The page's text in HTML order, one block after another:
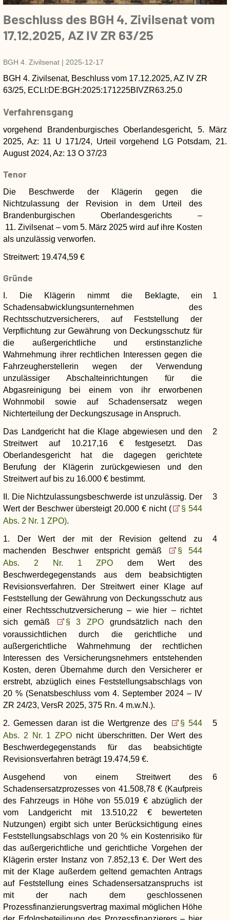
Beschluss des BGH 4. Zivilsenat vom
17.12.2025, AZ IV ZR 63/25
BGH 4. Zivilsenat | 2025-12-17
BGH 4. Zivilsenat, Beschluss vom 17.12.2025, AZ IV ZR
63/25, ECLI:DE:BGH:2025:171225BIVZR63.25.0
Verfahrensgang
vorgehend Brandenburgisches Oberlandesgericht, 5. März
2025, Az: 11 U 171/24, Urteil
vorgehend LG Potsdam, 21.
August 2024, Az: 13 O 37/23
Tenor
Die Beschwerde der Klägerin gegen die
Nichtzulassung der Revision in dem Urteil des
Brandenburgischen Oberlandesgerichts –
11. Zivilsenat – vom 5. März 2025 wird auf ihre Kosten
als unzulässig verworfen.
Streitwert: 19.474,59 €
Gründe
1
I. Die Klägerin nimmt die Beklagte, ein
Schadensabwicklungsunternehmen des
Rechtsschutzversicherers, auf Feststellung der
Verpflichtung zur Gewährung von Deckungsschutz für
die außergerichtliche und erstinstanzliche
Wahrnehmung ihrer rechtlichen Interessen gegen die
Fahrzeugherstellerin wegen der Verwendung
unzulässiger Abschalteinrichtungen für die
Abgasreinigung bei einem von ihr erworbenen
Wohnmobil sowie auf Schadensersatz wegen
Nichterteilung der Deckungszusage in Anspruch.
2
Das Landgericht hat die Klage abgewiesen und den
Streitwert auf 10.217,16 € festgesetzt. Das
Oberlandesgericht hat die dagegen gerichtete
Berufung der Klägerin zurückgewiesen und den
Streitwert auf bis zu 16.000 € bestimmt.
3
II. Die Nichtzulassungsbeschwerde ist unzulässig. Der
Wert der Beschwer übersteigt 20.000 € nicht (
§ 544
Abs. 2 Nr. 1 ZPO).
4
1. Der Wert der mit der Revision geltend zu
machenden Beschwer entspricht gemäß
§ 544
Abs. 2 Nr. 1 ZPOdem Wert des
Beschwerdegegenstands aus dem beabsichtigten
Revisionsverfahren. Der Streitwert einer Klage auf
Feststellung der Gewährung von Deckungsschutz aus
einer Rechtsschutzversicherung – wie hier – richtet
sich gemäß
§ 3 ZPO grundsätzlich nach den
voraussichtlichen durch die gerichtliche und
außergerichtliche Wahrnehmung der rechtlichen
Interessen des Versicherungsnehmers entstehenden
Kosten, deren Übernahme durch den Versicherer er
erstrebt, abzüglich eines Feststellungsabschlags von
20 % (Senatsbeschluss vom 4. September 2024 – IV
ZR 24/23, VersR 2025, 375 Rn. 4 m.w.N.).
5
2. Gemessen daran ist die Wertgrenze des
§ 544
Abs. 2 Nr. 1 ZPO nicht überschritten. Der Wert des
Beschwerdegegenstands für das beabsichtigte
Revisionsverfahren beträgt 19.474,59 €.
6
Ausgehend von einem Streitwert des
Schadensersatzprozesses von 41.508,78 € (Kaufpreis
des Fahrzeugs in Höhe von 55.019 € abzüglich der
vom Landgericht mit 13.510,22 € bewerteten
Nutzungen) ergibt sich unter Berücksichtigung eines
Feststellungsabschlags von 20 % ein Kostenrisiko für
das außergerichtliche und gerichtliche Vorgehen der
Klägerin erster Instanz von 7.852,13 €. Der Wert des
mit der Klage außerdem geltend gemachten Antrags
auf Feststellung eines Schadensersatzanspruchs ist
mit der nach dem geschlossenen
Prozessfinanzierungsvertrag maximal möglichen Höhe